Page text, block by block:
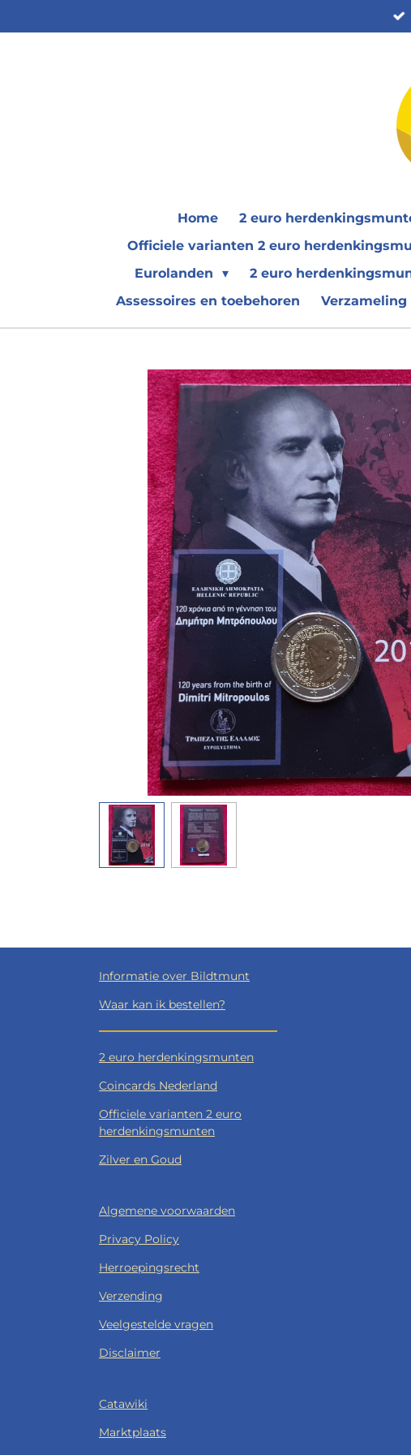
direct
Home 2 euro
Officiele varianten 2 euro
Eurolanden
2 euro
Assessoires en toebehoren
Verzameling
Informatie over Bildtmunt
Waar kan ik bestellen?
2 euro herdenkingsmunten
Coincards Nederland
Officiele varianten 2 euro
herdenkingsmunten
Zilver en Goud
Algemene voorwaarden
Privacy Policy
Herroepingsrecht
Verzending
Veelgestelde vragen
Disclaimer
Catawiki
Marktplaats